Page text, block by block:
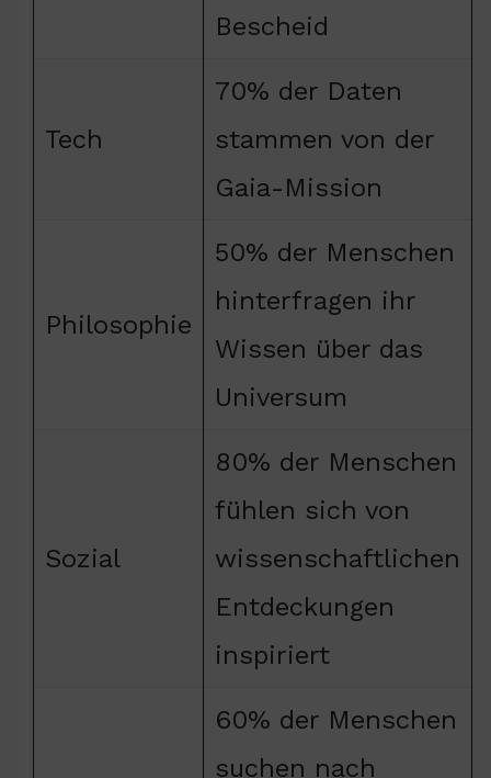
Bescheid
Tech
70% der Daten
stammen von der
Gaia-Mission
Philosophie
50% der Menschen
hinterfragen ihr
Wissen über das
Universum
Sozial
80% der Menschen
fühlen sich von
wissenschaftlichen
Entdeckungen
inspiriert
60% der Menschen
suchen nach